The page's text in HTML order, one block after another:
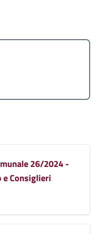
26/2024 -
e Consiglieri